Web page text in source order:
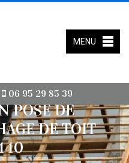
06 95 29 85 39
MENU
POSE DE
DE TOIT